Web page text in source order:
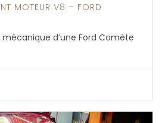
MOTEUR V8 – FORD
d’une Ford Comète